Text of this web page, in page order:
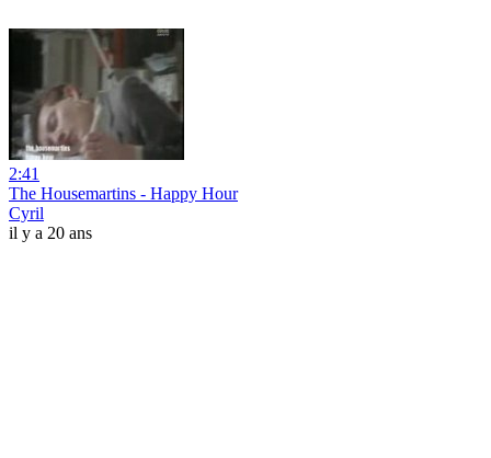
2:41
The Housemartins - Happy Hour
Cyril
il y a 20 ans